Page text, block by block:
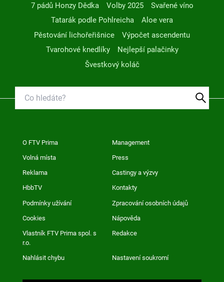
7 pádů Honzy Dědka
Volby 2025
Svařené víno
Tatarák podle Pohlreicha
Aloe vera
Pěstování lichořeřišnice
Výpočet ascendentu
Tvarohové knedlíky
Nejlepší palačinky
Švestkový koláč
O FTV Prima Management
Volná místa Press
Reklama Castingy a výzvy
HbbTV Kontakty
Podmínky užívání Zpracování osobních údajů
Cookies Nápověda
Vlastník FTV Prima spol. s
r.o.
Redakce
Nahlásit chybu Nastavení soukromí